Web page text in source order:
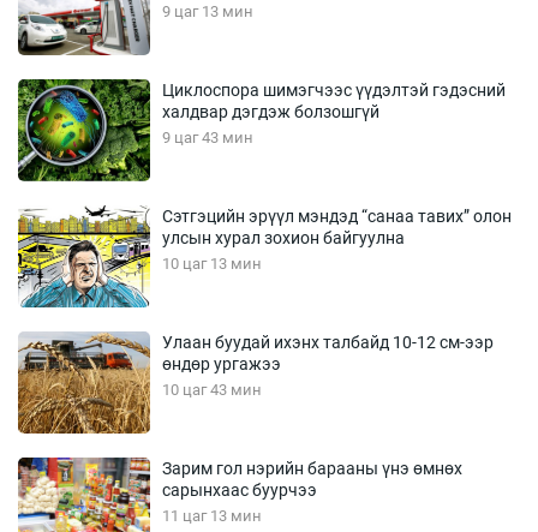
9 цаг 13 мин
Циклоспора шимэгчээс үүдэлтэй гэдэсний
халдвар дэгдэж болзошгүй
9 цаг 43 мин
Сэтгэцийн эрүүл мэндэд “санаа тавих” олон
улсын хурал зохион байгуулна
10 цаг 13 мин
Улаан буудай ихэнх талбайд 10-12 см-ээр
өндөр ургажээ
10 цаг 43 мин
Зарим гол нэрийн барааны үнэ өмнөх
сарынхаас буурчээ
11 цаг 13 мин